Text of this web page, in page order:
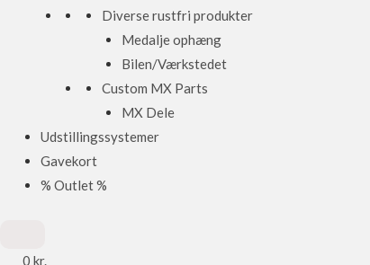
Diverse rustfri produkter
Medalje ophæng
Bilen/Værkstedet
Custom MX Parts
MX Dele
Udstillingssystemer
Gavekort
% Outlet %
0 kr.